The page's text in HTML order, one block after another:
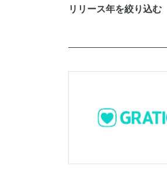
リリース年を絞り込む